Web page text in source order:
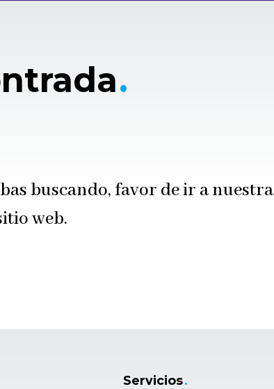
.
buscando, favor de ir a nuestra
web.
Servicios.